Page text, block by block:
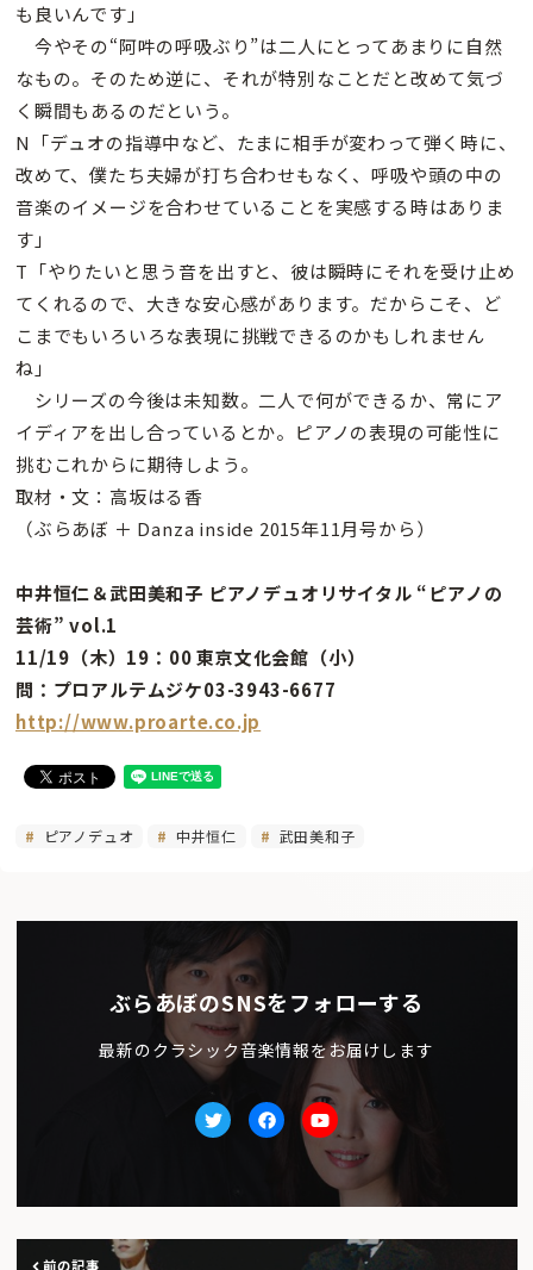
も良いんです」
今やその“阿吽の呼吸ぶり”は二人にとってあまりに自然
なもの。そのため逆に、それが特別なことだと改めて気づ
く瞬間もあるのだという。
N「デュオの指導中など、たまに相手が変わって弾く時に、
改めて、僕たち夫婦が打ち合わせもなく、呼吸や頭の中の
音楽のイメージを合わせていることを実感する時はありま
す」
T「やりたいと思う音を出すと、彼は瞬時にそれを受け止め
てくれるので、大きな安心感があります。だからこそ、ど
こまでもいろいろな表現に挑戦できるのかもしれません
ね」
シリーズの今後は未知数。二人で何ができるか、常にア
イディアを出し合っているとか。ピアノの表現の可能性に
挑むこれからに期待しよう。
取材・文：高坂はる香
（ぶらあぼ ＋ Danza inside 2015年11月号から）
中井恒仁＆武田美和子 ピアノデュオリサイタル “ピアノの
芸術” vol.1
11/19（木）19：00 東京文化会館（小）
問：プロアルテムジケ03-3943-6677
http://www.proarte.co.jp
ピアノデュオ 中井恒仁 武田美和子
ぶらあぼのSNSをフォローする
最新のクラシック音楽情報をお届けします
TwitterfacebookYoutube
前の記事